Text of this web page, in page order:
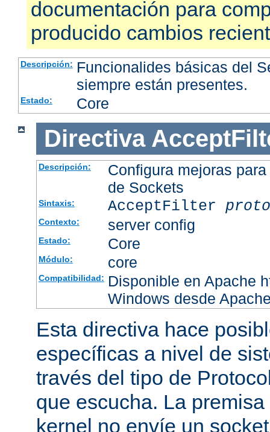
documentación para
producido cambios
Descripción: Funcionalides básicas del
siempre están presentes.
Estado: Core
Directiva
Descripción:
Configura mejoras
de Sockets
Sintaxis: AcceptFilter
Contexto: server config
Estado: Core
Módulo: core
Compatibilidad: Disponible en Apache
Windows desde
Esta directiva hace
específicas a nivel de
través del tipo de
que escucha. La
kernel no envíe un